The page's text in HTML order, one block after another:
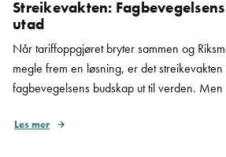
Streikevakten:
utad
Når tariffoppgjøret bryter sammen og
megle frem en løsning, er det
fagbevegelsens budskap ut til verden.
et krevende tariffår. Forbund og NHO har
Les mer